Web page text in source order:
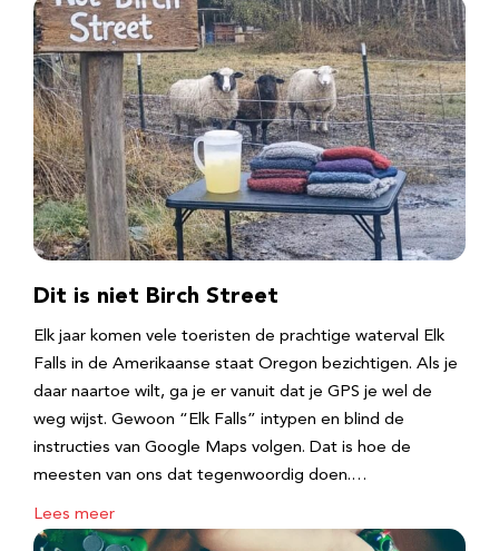
Dit is niet Birch Street
Elk jaar komen vele toeristen de prachtige waterval Elk
Falls in de Amerikaanse staat Oregon bezichtigen. Als je
daar naartoe wilt, ga je er vanuit dat je GPS je wel de
weg wijst. Gewoon “Elk Falls” intypen en blind de
instructies van Google Maps volgen. Dat is hoe de
meesten van ons dat tegenwoordig doen.…
Lees meer